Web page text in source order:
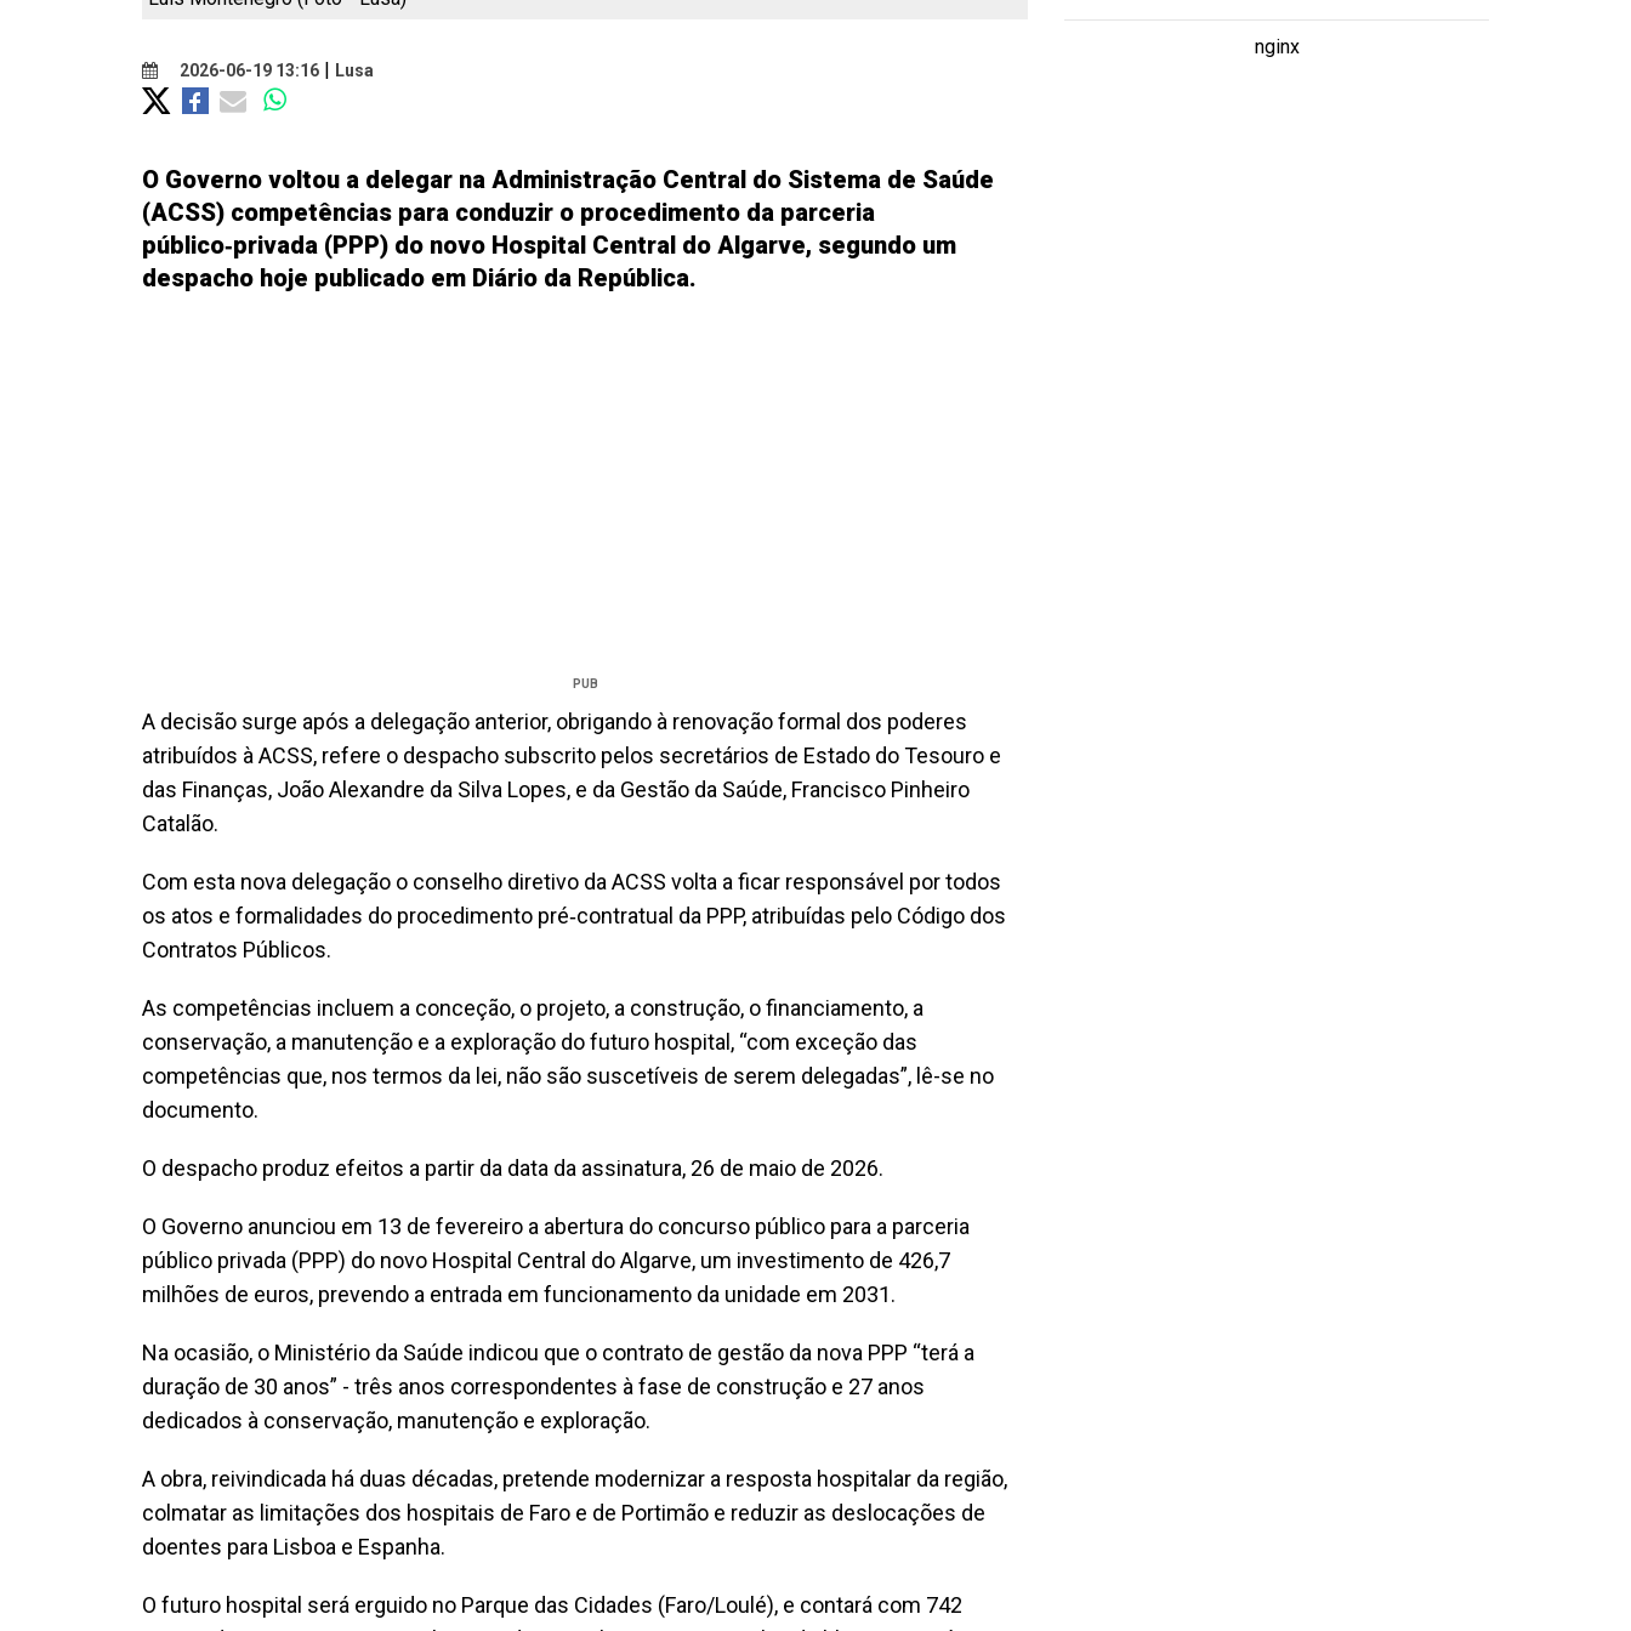
2026-06-19 13:16 | Lusa
O Governo voltou a delegar na Administração Central do Sistema de Saúde
(ACSS) competências para conduzir o procedimento da parceria
público‑privada (PPP) do novo Hospital Central do Algarve, segundo um
despacho hoje publicado em Diário da República.
PUB
A decisão surge após a delegação anterior, obrigando à renovação formal dos poderes
atribuídos à ACSS, refere o despacho subscrito pelos secretários de Estado do Tesouro e
das Finanças, João Alexandre da Silva Lopes, e da Gestão da Saúde, Francisco Pinheiro
Catalão.
Com esta nova delegação o conselho diretivo da ACSS volta a ficar responsável por todos
os atos e formalidades do procedimento pré‑contratual da PPP, atribuídas pelo Código dos
Contratos Públicos.
As competências incluem a conceção, o projeto, a construção, o financiamento, a
conservação, a manutenção e a exploração do futuro hospital, “com exceção das
competências que, nos termos da lei, não são suscetíveis de serem delegadas”, lê-se no
documento.
O despacho produz efeitos a partir da data da assinatura, 26 de maio de 2026.
O Governo anunciou em 13 de fevereiro a abertura do concurso público para a parceria
público privada (PPP) do novo Hospital Central do Algarve, um investimento de 426,7
milhões de euros, prevendo a entrada em funcionamento da unidade em 2031.
Na ocasião, o Ministério da Saúde indicou que o contrato de gestão da nova PPP “terá a
duração de 30 anos” - três anos correspondentes à fase de construção e 27 anos
dedicados à conservação, manutenção e exploração.
A obra, reivindicada há duas décadas, pretende modernizar a resposta hospitalar da região,
colmatar as limitações dos hospitais de Faro e de Portimão e reduzir as deslocações de
doentes para Lisboa e Espanha.
O futuro hospital será erguido no Parque das Cidades (Faro/Loulé), e contará com 742
nginx